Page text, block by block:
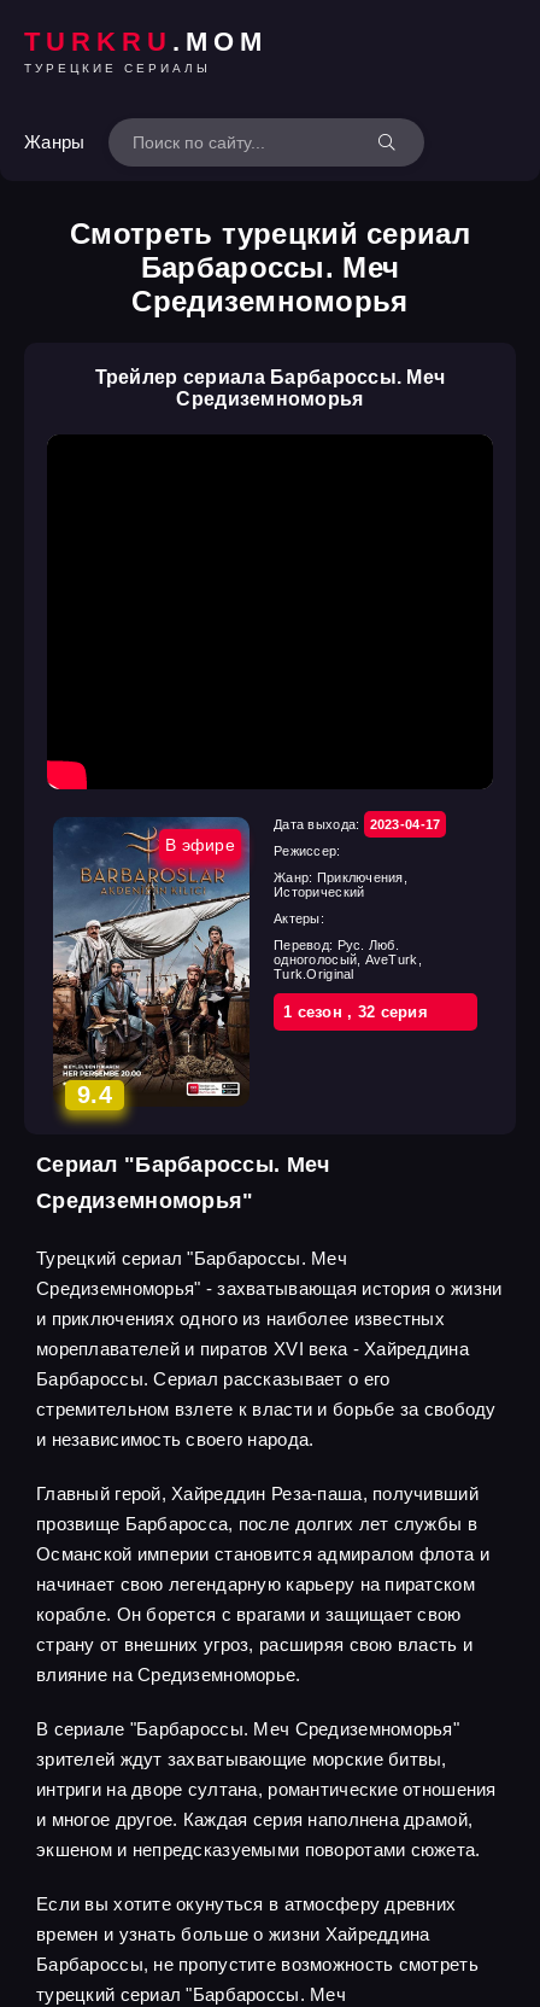
TURKRU .MOM
ТУРЕЦКИЕ СЕРИАЛЫ
Жанры
Смотреть турецкий сериал
Барбароссы. Меч
Средиземноморья
Трейлер сериала Барбароссы. Меч
Средиземноморья
В эфире
9.4
Дата выхода:
2023-04-17
Режиссер:
Жанр: Приключения,
Исторический
Актеры:
Перевод: Рус. Люб.
одноголосый, AveTurk,
Turk.Original
1 cезон, 32 cерия
Сериал "Барбароссы. Меч
Средиземноморья"
Турецкий сериал "Барбароссы. Меч
Средиземноморья" - захватывающая история о жизни
и приключениях одного из наиболее известных
мореплавателей и пиратов XVI века - Хайреддина
Барбароссы. Сериал рассказывает о его
стремительном взлете к власти и борьбе за свободу
и независимость своего народа.
Главный герой, Хайреддин Реза-паша, получивший
прозвище Барбаросса, после долгих лет службы в
Османской империи становится адмиралом флота и
начинает свою легендарную карьеру на пиратском
корабле. Он борется с врагами и защищает свою
страну от внешних угроз, расширяя свою власть и
влияние на Средиземноморье.
В сериале "Барбароссы. Меч Средиземноморья"
зрителей ждут захватывающие морские битвы,
интриги на дворе султана, романтические отношения
и многое другое. Каждая серия наполнена драмой,
экшеном и непредсказуемыми поворотами сюжета.
Если вы хотите окунуться в атмосферу древних
времен и узнать больше о жизни Хайреддина
Барбароссы, не пропустите возможность смотреть
турецкий сериал "Барбароссы. Меч